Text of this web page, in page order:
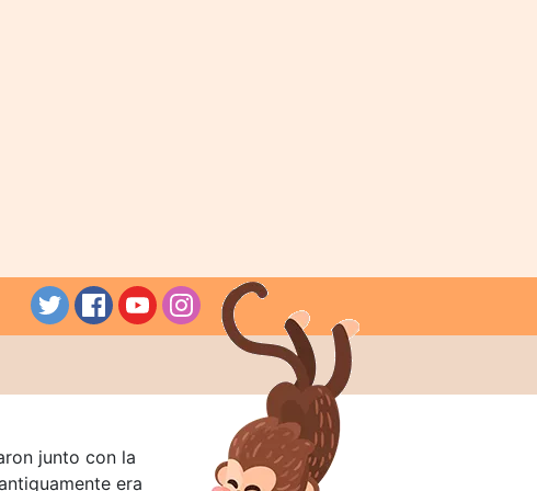
junto con la
era